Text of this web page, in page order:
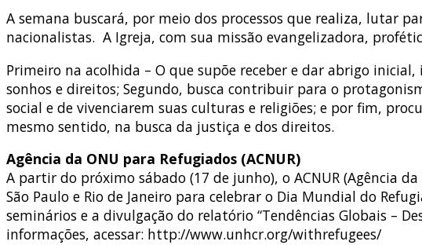
A semana buscará, por meio dos processos que realiza, lutar
nacionalistas. A Igreja, com sua missão evangelizadora,
Primeiro na acolhida – O que supõe receber e dar abrigo
sonhos e direitos; Segundo, busca contribuir para o
social e de vivenciarem suas culturas e religiões; e por fim,
mesmo sentido, na busca da justiça e dos direitos.
Agência da ONU para Refugiados (ACNUR)
A partir do próximo sábado (17 de junho), o ACNUR (Agência
São Paulo e Rio de Janeiro para celebrar o Dia Mundial do
seminários e a divulgação do relatório “Tendências Globais –
informações, acessar: http://www.unhcr.org/withrefugees/